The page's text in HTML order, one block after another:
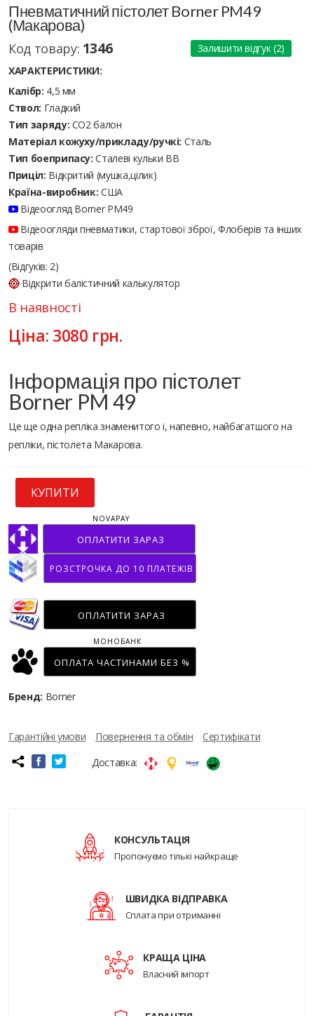
Пневматичний пістолет Borner PM49
(Макарова)
Код товару: 1346
Залишити відгук (2)
ХАРАКТЕРИСТИКИ:
Калібр: 4,5 мм
Ствол: Гладкий
Тип заряду: CO2 балон
Матеріал кожуху/прикладу/ручкі: Сталь
Тип боеприпасу: Сталеві кульки ВВ
Приціл: Відкритий (мушка,цілик)
Країна-виробник: США
Відеоогляд Borner PM49
Відеоогляди пневматики, стартової зброї, Флоберів та інших
товарів
(Відгуків: 2)
Відкрити балістичний калькулятор
В наявності
Ціна: 3080 грн.
Інформація про пістолет
Borner PM 49
Це ще одна репліка знаменитого і, напевно, найбагатшого на
репліки, пістолета Макарова.
КУПИТИ
ОПЛАТИТИ ЗАРАЗ
NOVAPAY
РОЗСТРОЧКА ДО 10 ПЛАТЕЖІВ
ОПЛАТИТИ ЗАРАЗ
ОПЛАТА ЧАСТИНАМИ БЕЗ %
МОНОБАНК
Бренд: Borner
Гарантійні умови Повернення та обмін
Сертифікати
Доставка:
КОНСУЛЬТАЦІЯ
Пропонуємо тількі найкраще
ШВИДКА ВІДПРАВКА
Сплата при отриманні
КРАЩА ЦІНА
Власний імпорт